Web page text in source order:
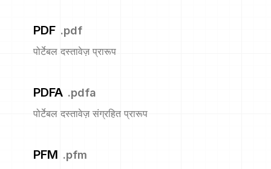
PDF .pdf
पोर्टेबल दस्तावेज़ प्रारूप
PDFA .pdfa
पोर्टेबल दस्तावेज़ संग्रहित प्रारूप
PFM .pfm